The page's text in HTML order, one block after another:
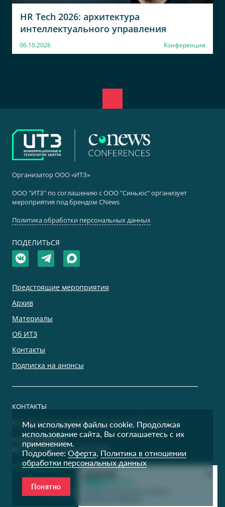
HR Tech 2026: архитектура
интеллектуального управления
06.10.2026 Конференция
Организатор ООО «ИТЗ»
ООО "ИТЗ" по соглашению с ООО "Синьюс" организует
мероприятия под брендом CNews
Политика обработки персональных данных
ПОДЕЛИТЬСЯ
Предстоящие мероприятия
Архив
Материалы
Об ИТЗ
Контакты
Подписка на анонсы
КОНТАКТЫ
По дополнительным вопросам просим обращаться:
+7 (495) 500-00-36
доб. 9400, 9401, 9402, 9403, 9404
events@itzconf.ru
Все права защищены © 1995 — 2026 CNews
Мы используем файлы cookie. Продолжая
использование сайта, Вы соглашаетесь с их
применением.
Подробнее: Оферта, Политика в отношении
обработки персональных данных
Понятно